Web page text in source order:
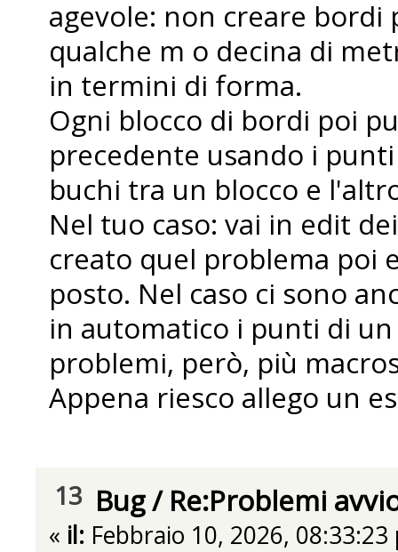
agevole: non creare
qualche m o decina di
in termini di forma.
Ogni blocco di bordi poi
precedente usando i
buchi tra un blocco e
Nel tuo caso: vai in edit
creato quel problema poi
posto. Nel caso ci sono
in automatico i punti di
problemi, però, più
Appena riesco allego un
13 Bug/ Re:Problemi
« il: Febbraio 10, 2026, 08:33:23